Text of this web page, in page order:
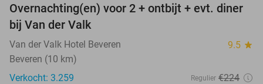
51%
Overnachting(en) voor 2 + ontbijt + evt. diner
bij Van der Valk
Van der Valk Hotel Beveren 9.5 star
Beveren (10 km)
Verkocht: 3.259
Regulier €224